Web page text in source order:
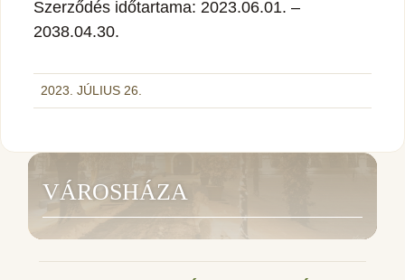
Szerződés időtartama: 2023.06.01. –
2038.04.30.
2023. JÚLIUS 26.
VÁROSHÁZA